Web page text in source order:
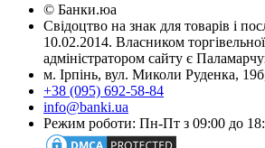
© Банки.юа
Свідоцтво на знак для товарів і
10.02.2014. Власником
адміністратором сайту є
м. Ірпінь, вул. Миколи Руденка,
+38 (095) 692-58-84
info@banki.ua
Режим роботи: Пн-Пт з 09:00 до